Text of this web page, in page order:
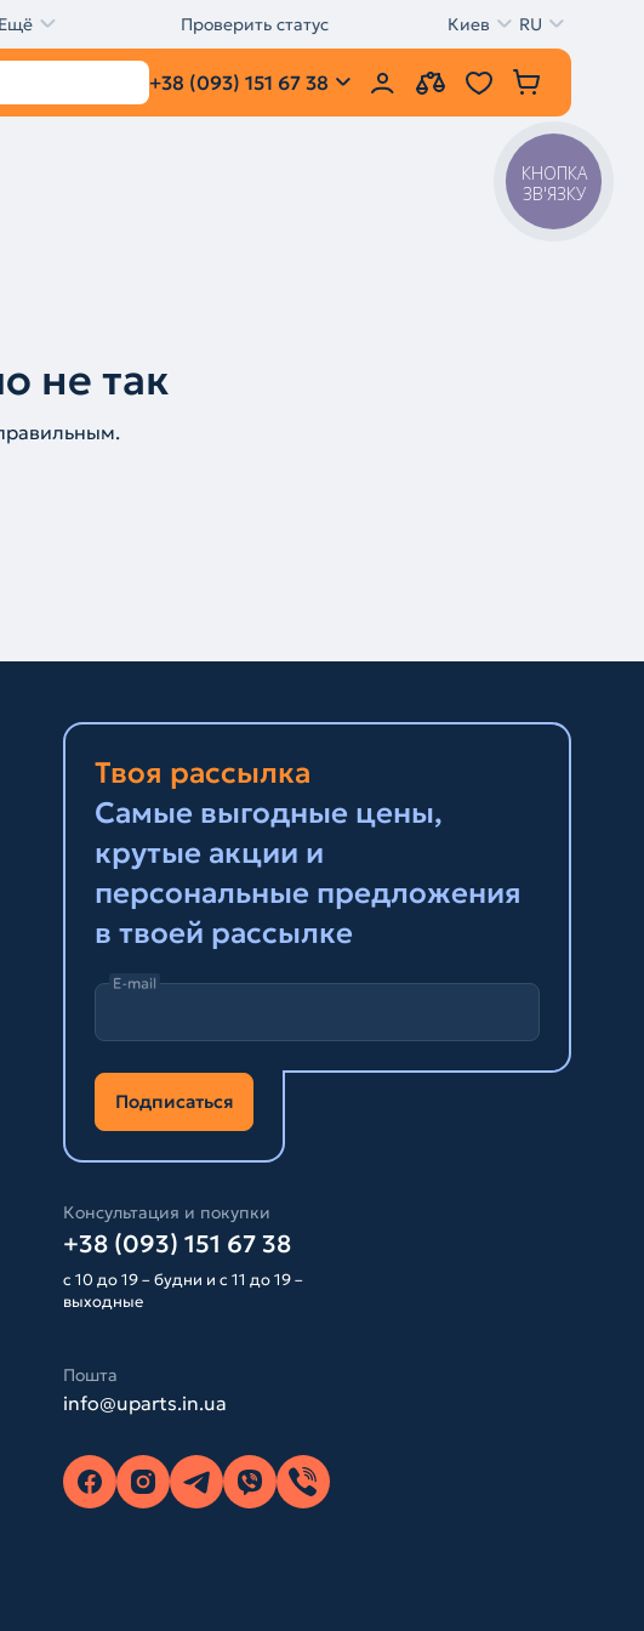
Ещё Проверить статус Киев RU
+38 (093) 151 67 38
не так
Твоя рассылка
Самые выгодные цены,
крутые акции и
персональные предложения
в твоей рассылке
E-mail
Подписаться
Консультация и покупки
+38 (093) 151 67 38
с 10 до 19 – будни и с 11 до 19 –
выходные
Пошта
info@uparts.in.ua
КНОПКА
ЗВ'ЯЗКУ